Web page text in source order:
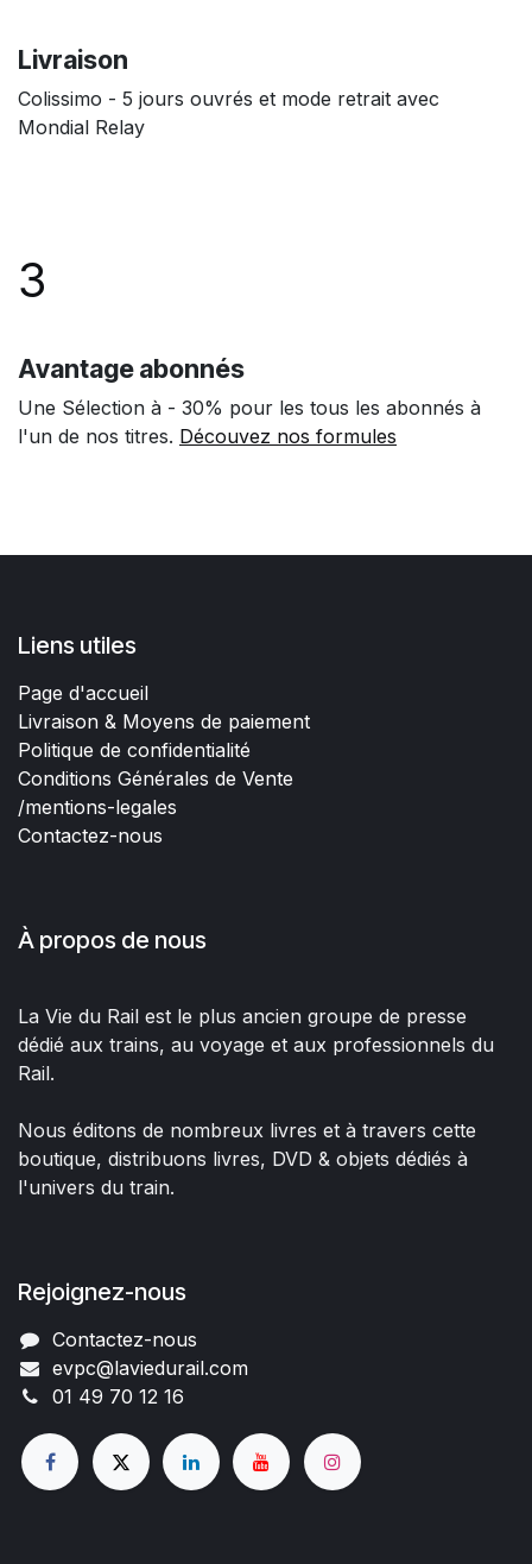
Livraison
Colissimo - 5 jours ouvrés et mode retrait avec
Mondial Relay
3
Avantage abonnés
Une Sélection à - 30% pour les tous les abonnés à
l'un de nos titres. Découvez nos formules
Liens utiles
Page d'accueil
Livraison & Moyens de paiement
Politique de confidentialité
Conditions Générales de Vente
/mentions-legales
Contactez-nous
À propos de nous
La Vie du Rail est le plus ancien groupe de presse
dédié aux trains, au voyage et aux professionnels du
Rail.
Nous éditons de nombreux livres et à travers cette
boutique, distribuons livres, DVD & objets dédiés à
l'univers du train.
Rejoignez-nous
Contactez-nous
evpc@laviedurail.com
01 49 70 12 16